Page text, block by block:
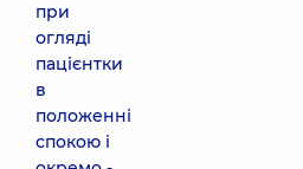
при
огляді
пацієнтки
в
положенні
спокою і